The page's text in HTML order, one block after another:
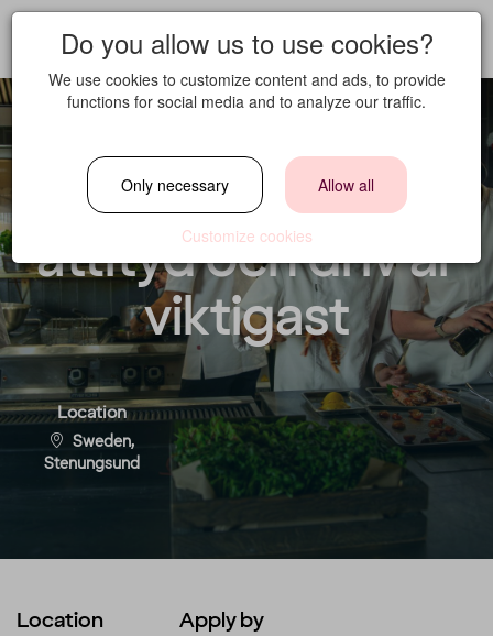
Kockar sökes –
attityd och driv är
viktigast
Location
Sweden,
Stenungsund
Location Apply by
Do you allow us to use cookies?
We use cookies to customize content and ads, to provide
functions for social media and to analyze our traffic.
Only necessary Allow all
Customize cookies